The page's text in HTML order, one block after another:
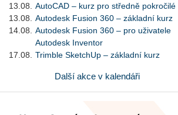
13.08.
AutoCAD – kurz pro středně pokročilé
13.08.
Autodesk Fusion 360 – základní kurz
14.08.
Autodesk Fusion 360 – pro uživatele
Autodesk Inventor
17.08.
Trimble SketchUp – základní kurz
Další akce v kalendáři